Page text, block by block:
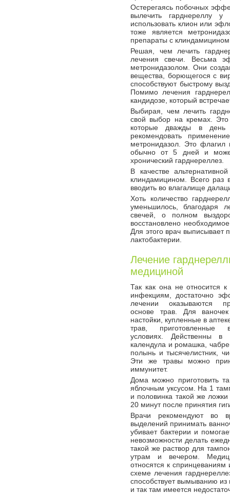
Остерегаясь побочных
вылечить гарднереллу
использовать клион или
тоже является
препараты с
Решая, чем лечить
лечения свечи. Весьма
метронидазолом. Они
вещества, борющегося с
способствуют быстрому
Помимо лечения
кандидозе, который
Выбирая, чем лечить
свой выбор на кремах. Это
которые дважды в день
рекомендовать
метронидазол. Это флагил
обычно от 5 дней и
хронический гарднереллез.
В качестве
клиндамицином. Всего раз
вводить во влагалище
Хоть количество
уменьшилось, благодаря
свечей, о полном
восстановлено
Для этого врач выписывает
лактобактерии.
Лечение
медициной
Так как она не относится к
инфекциям, достаточно
лечении оказываются
основе трав. Для
настойки, купленные в
трав, приготовленные
условиях. Действенны в
календула и ромашка,
полынь и тысячелистник,
Эти же травы можно
иммунитет.
Дома можно приготовить
яблочным уксусом. На 1
и половинка такой же
20 минут после принятия
Врачи рекомендуют во
выделений принимать
убивает бактерии и
невозможности делать
такой же раствор для
утрам и вечером.
относятся к
схеме лечения
способствует вымыванию
и так там имеется